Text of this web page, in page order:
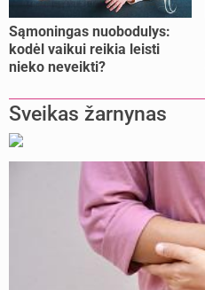
Sąmoningas nuobodulys:
kodėl vaikui reikia leisti
nieko neveikti?
Sveikas žarnynas